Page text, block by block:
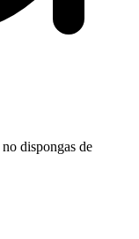
no dispongas de